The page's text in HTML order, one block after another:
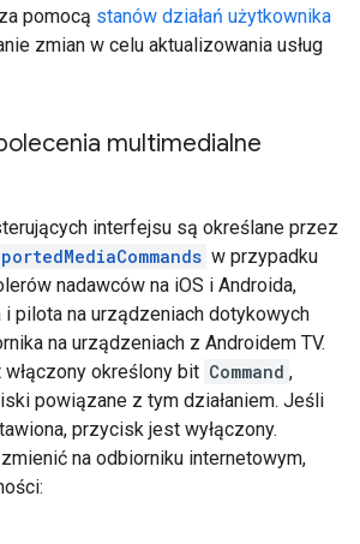
pomocą stanów działań użytkownika
zmian w celu aktualizowania usług
multimedialne
interfejsu są określane przez
w przypadku
nadawców na iOS i Androida,
pilota na urządzeniach dotykowych
na urządzeniach z Androidem TV.
włączony określony bit Command ,
powiązane z tym działaniem. Jeśli
przycisk jest wyłączony.
na odbiorniku internetowym,